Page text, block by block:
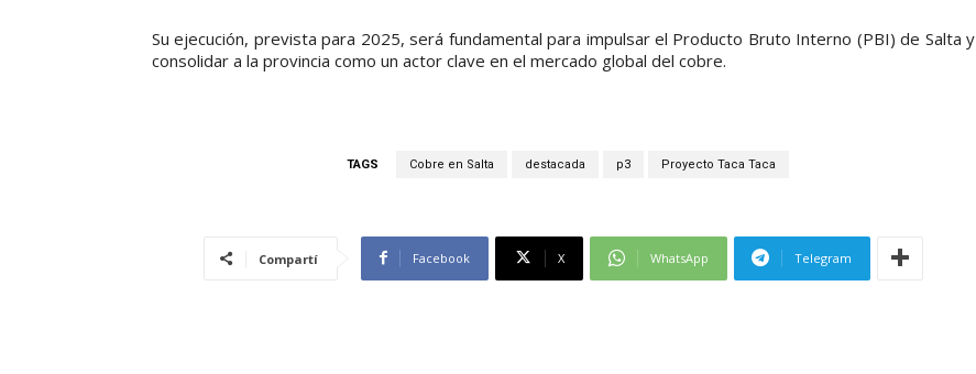
Su ejecución, prevista para 2025, será fundamental para impulsar el Producto Bruto Interno (PBI) de Salta y
consolidar a la provincia como un actor clave en el mercado global del cobre.
TAGS Cobre en Salta destacada p3 Proyecto Taca Taca
Compartí Facebook X WhatsApp Telegram